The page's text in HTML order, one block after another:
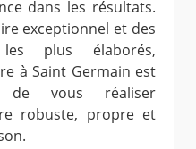
dans les résultats.
exceptionnel et des
plus élaborés,
à Saint Germain est
de vous réaliser
robuste, propre et